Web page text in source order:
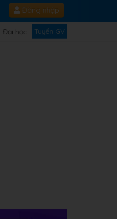
Đăng nhập
Đại học Tuyển GV